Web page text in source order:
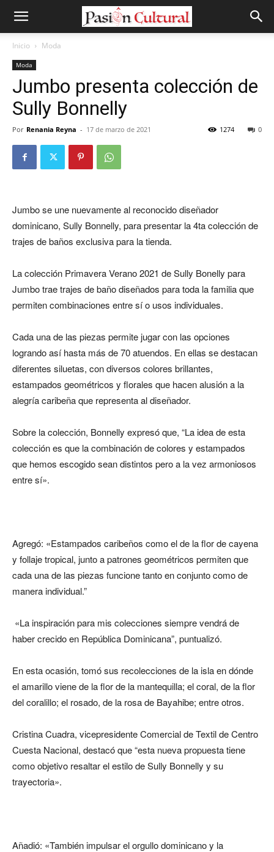
Inicio Moda
Moda
Jumbo presenta colección de
Sully Bonnelly
Por Renania Reyna - 17 de marzo de 2021 0
1274
Jumbo se une nuevamente al reconocido diseñador
dominicano, Sully Bonnelly, para presentar la 4ta colección de
trajes de baños exclusiva para la tienda.
La colección Primavera Verano 2021 de Sully Bonelly para
Jumbo trae trajes de baño diseñados para toda la familia que
permiten combinaciones entre sí o usos individuales.
Cada una de las piezas permite jugar con las opciones
logrando así hasta más de 70 atuendos. En ellas se destacan
diferentes siluetas, con diversos colores brillantes,
estampados geométricos y florales que hacen alusión a la
alegría caribeña que representa al diseñador.
Sobre la colección, Bonnelly expresó que, “La idea de esta
colección es que la combinación de colores y estampados
que hemos escogido sean distintos pero a la vez armoniosos
entre sí».
Agregó: «Estampados caribeños como el de la flor de cayena
y follaje tropical, junto a patrones geométricos permiten que
cada una de las piezas funcione tanto en conjunto como de
manera individual.”
«La inspiración para mis colecciones siempre vendrá de
haber crecido en República Dominicana”, puntualizó.
En esta ocasión, tomó sus recolecciones de la isla en dónde
el amarillo viene de la flor de la mantequilla; el coral, de la flor
del coralillo; el rosado, de la rosa de Bayahibe; entre otros.
Cristina Cuadra, vicepresidente Comercial de Textil de Centro
Cuesta Nacional, destacó que “esta nueva propuesta tiene
como objetivo resaltar el estilo de Sully Bonnelly y su
trayectoria».
Añadió: «También impulsar el orgullo dominicano y la